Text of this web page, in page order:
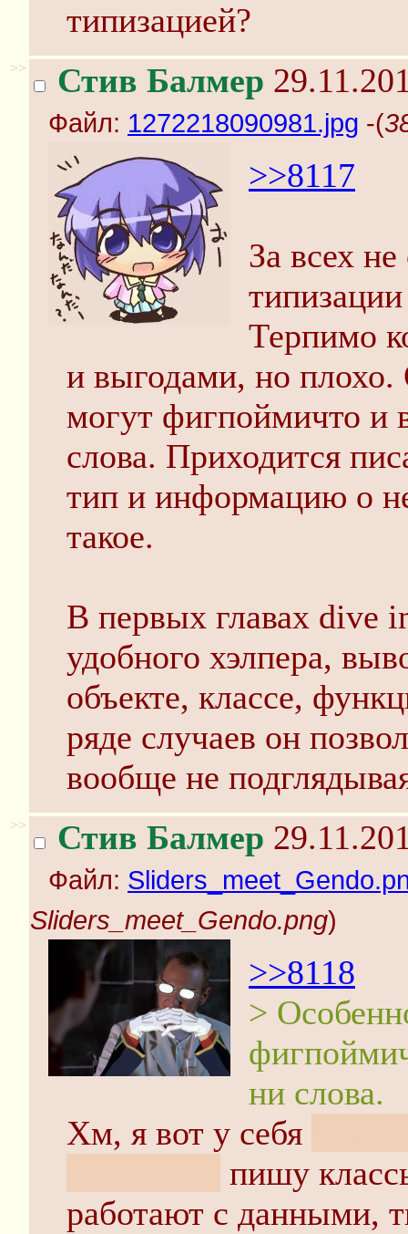
типизацией?
>> Стив Балмер
Файл: 1272218090981.jpg -(
>>8117
За всех
Терпимо
и выгодами, но плохо.
могут фигпоймичто и
слова. Приходится
тип и информацию о
такое.
В первых главах dive
удобного хэлпера,
объекте, классе,
ряде случаев он
вообще не
>> Стив Балмер
Файл:
Sliders_meet_Gendo.png)
>>8118
>
ни слова.
Хм, я вот у себя
пишу
работают с данными,